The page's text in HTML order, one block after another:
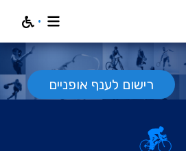
רישום לענף אופניים